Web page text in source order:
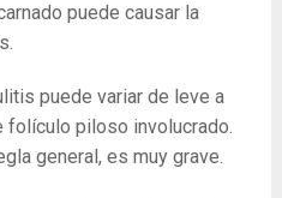
puede causar la
puede variar de leve a
folículo piloso involucrado.
general, es muy grave.